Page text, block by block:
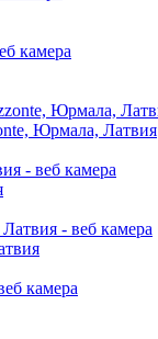
Юрмала, Латвия